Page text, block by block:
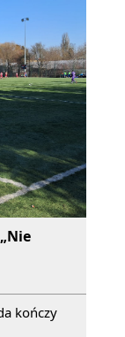
kończy